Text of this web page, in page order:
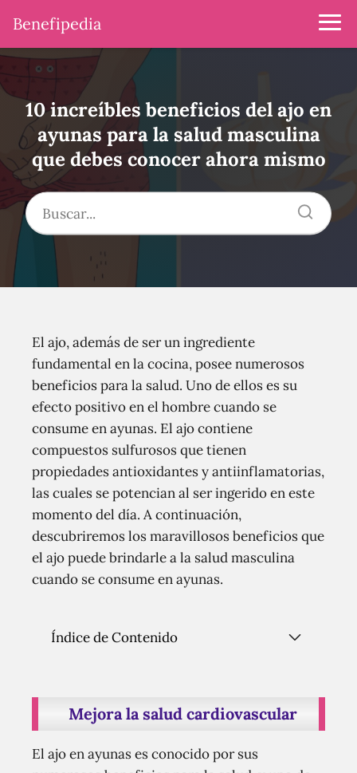
Benefipedia
10 increíbles beneficios del ajo en
ayunas para la salud masculina
que debes conocer ahora mismo
El ajo, además de ser un ingrediente
fundamental en la cocina, posee numerosos
beneficios para la salud. Uno de ellos es su
efecto positivo en el hombre cuando se
consume en ayunas. El ajo contiene
compuestos sulfurosos que tienen
propiedades antioxidantes y antiinflamatorias,
las cuales se potencian al ser ingerido en este
momento del día. A continuación,
descubriremos los maravillosos beneficios que
el ajo puede brindarle a la salud masculina
cuando se consume en ayunas.
Índice de Contenido
Mejora la salud cardiovascular
El ajo en ayunas es conocido por sus